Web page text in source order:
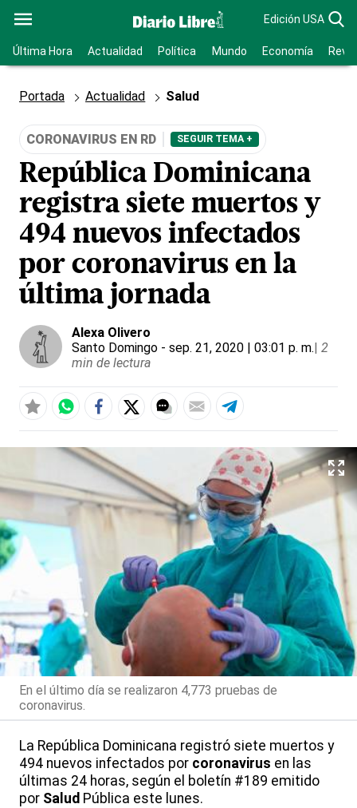
Edición USA
Última Hora Actualidad Política Mundo Economía
Portada Actualidad Salud
CORONAVIRUS EN RD SEGUIR TEMA +
República Dominicana
registra siete muertos y
494 nuevos infectados
por coronavirus en la
última jornada
Alexa Olivero
Santo Domingo - sep. 21, 2020 | 03:01 p. m.| 2
min de lectura
En el último día se realizaron 4,773 pruebas de
coronavirus.
La República Dominicana registró siete muertos y
494 nuevos infectados por coronavirus en las
últimas 24 horas, según el boletín #189 emitido
por Salud Pública este lunes.